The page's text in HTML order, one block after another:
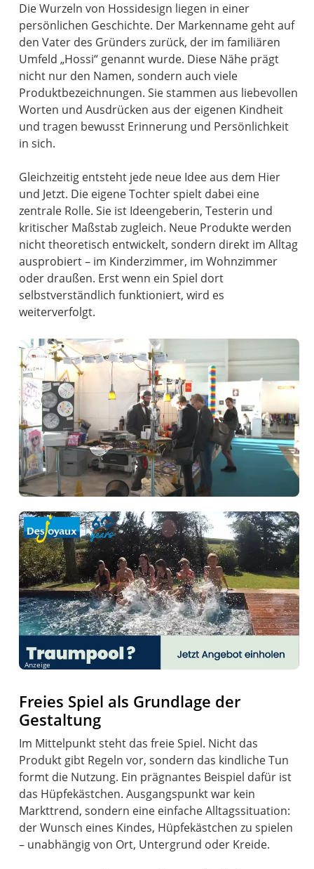
Die Wurzeln von Hossidesign liegen in einer
persönlichen Geschichte. Der Markenname geht auf
den Vater des Gründers zurück, der im familiären
Umfeld „Hossi“ genannt wurde. Diese Nähe prägt
nicht nur den Namen, sondern auch viele
Produktbezeichnungen. Sie stammen aus liebevollen
Worten und Ausdrücken aus der eigenen Kindheit
und tragen bewusst Erinnerung und Persönlichkeit
in sich.
Gleichzeitig entsteht jede neue Idee aus dem Hier
und Jetzt. Die eigene Tochter spielt dabei eine
zentrale Rolle. Sie ist Ideengeberin, Testerin und
kritischer Maßstab zugleich. Neue Produkte werden
nicht theoretisch entwickelt, sondern direkt im Alltag
ausprobiert – im Kinderzimmer, im Wohnzimmer
oder draußen. Erst wenn ein Spiel dort
selbstverständlich funktioniert, wird es
weiterverfolgt.
Anzeige
Freies Spiel als Grundlage der
Gestaltung
Im Mittelpunkt steht das freie Spiel. Nicht das
Produkt gibt Regeln vor, sondern das kindliche Tun
formt die Nutzung. Ein prägnantes Beispiel dafür ist
das Hüpfekästchen. Ausgangspunkt war kein
Markttrend, sondern eine einfache Alltagssituation:
der Wunsch eines Kindes, Hüpfekästchen zu spielen
– unabhängig von Ort, Untergrund oder Kreide.